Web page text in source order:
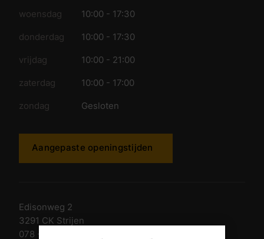
woensdag 10:00 - 17:30
donderdag 10:00 - 17:30
vrijdag 10:00 - 21:00
zaterdag 10:00 - 17:00
zondag Gesloten
Aangepaste openingstijden
Edisonweg 2
3291 CK Strijen
078 - 674 84 85